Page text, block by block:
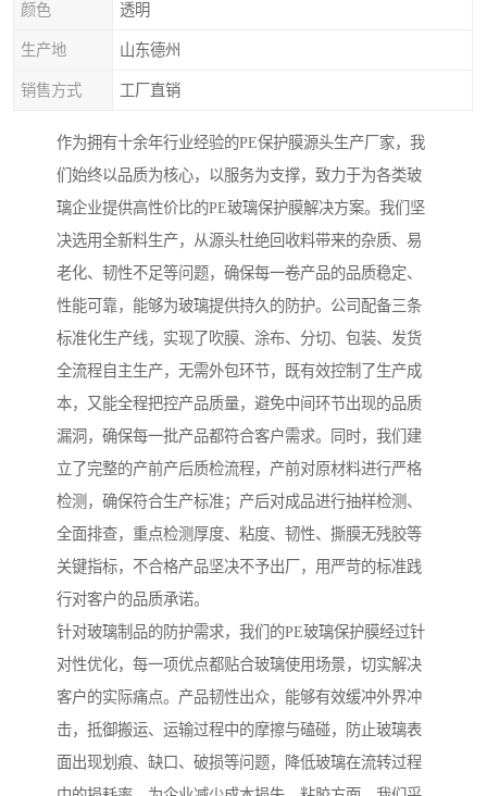
颜色 透明
生产地 山东德州
销售方式 工厂直销
作为拥有十余年行业经验的PE保护膜源头生产厂家，我
们始终以品质为核心，以服务为支撑，致力于为各类玻
璃企业提供高性价比的PE玻璃保护膜解决方案。我们坚
决选用全新料生产，从源头杜绝回收料带来的杂质、易
老化、韧性不足等问题，确保每一卷产品的品质稳定、
性能可靠，能够为玻璃提供持久的防护。公司配备三条
标准化生产线，实现了吹膜、涂布、分切、包装、发货
全流程自主生产，无需外包环节，既有效控制了生产成
本，又能全程把控产品质量，避免中间环节出现的品质
漏洞，确保每一批产品都符合客户需求。同时，我们建
立了完整的产前产后质检流程，产前对原材料进行严格
检测，确保符合生产标准；产后对成品进行抽样检测、
全面排查，重点检测厚度、粘度、韧性、撕膜无残胶等
关键指标，不合格产品坚决不予出厂，用严苛的标准践
行对客户的品质承诺。
针对玻璃制品的防护需求，我们的PE玻璃保护膜经过针
对性优化，每一项优点都贴合玻璃使用场景，切实解决
客户的实际痛点。产品韧性出众，能够有效缓冲外界冲
击，抵御搬运、运输过程中的摩擦与磕碰，防止玻璃表
面出现划痕、缺口、破损等问题，降低玻璃在流转过程